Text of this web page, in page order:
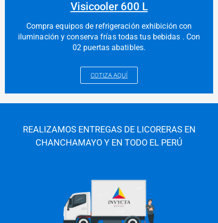
Visicooler 600 L
Compra equipos de refrigeración exhibición con
iluminación y conserva frías todas tus bebidas . Con
02 puertas abatibles.
COTIZA AQUÍ
REALIZAMOS ENTREGAS DE LICORERAS EN
CHANCHAMAYO Y EN TODO EL PERÚ